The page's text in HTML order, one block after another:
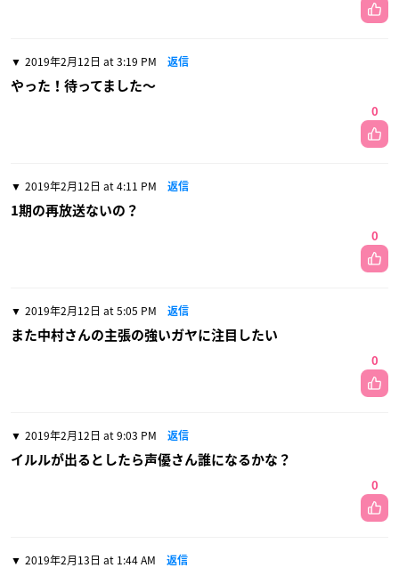
2019年2月12日 at 3:19 PM 返信
やった！待ってました〜
0
2019年2月12日 at 4:11 PM 返信
1期の再放送ないの？
0
2019年2月12日 at 5:05 PM 返信
また中村さんの主張の強いガヤに注目したい
0
2019年2月12日 at 9:03 PM 返信
イルルが出るとしたら声優さん誰になるかな？
0
2019年2月13日 at 1:44 AM 返信